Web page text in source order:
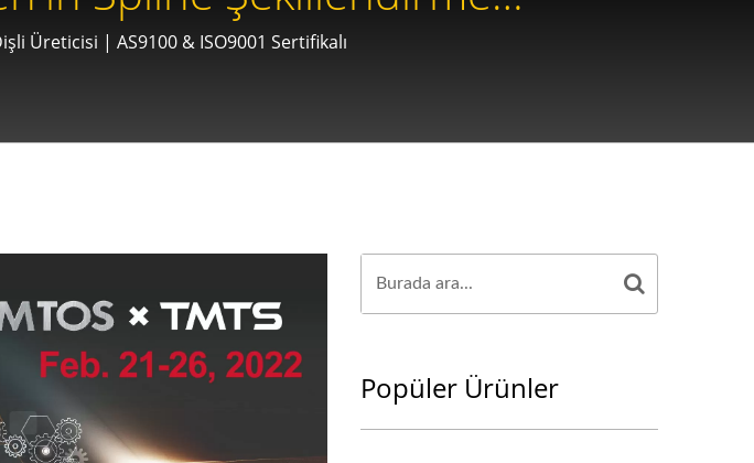
Tahrik Sistemleri Için Temel
Üreticisi | AS9100 & ISO9001 Sertifikalı
Popüler Ürünler